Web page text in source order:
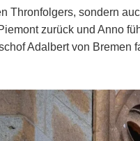
Thronfolgers, sondern
zurück und Anno
Adalbert von Bremen